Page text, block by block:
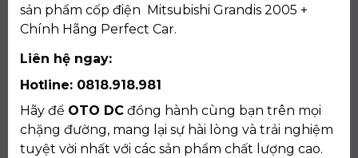
sản phẩm cốp điện Mitsubishi Grandis 2005 +
Chính Hãng Perfect Car.
Liên hệ ngay:
Hotline: 0818.918.981
Hãy để OTO DC đồng hành cùng bạn trên mọi
chặng đường, mang lại sự hài lòng và trải nghiệm
tuyệt vời nhất với các sản phẩm chất lượng cao.